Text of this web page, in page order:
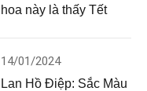
hoa này là thấy Tết
14/01/2024
Lan Hồ Điệp: Sắc Màu